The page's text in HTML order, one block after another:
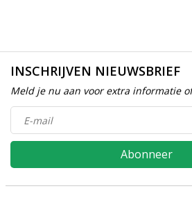
INSCHRIJVEN NIEUWSBRIEF
Meld je nu aan voor extra informatie
Abonneer